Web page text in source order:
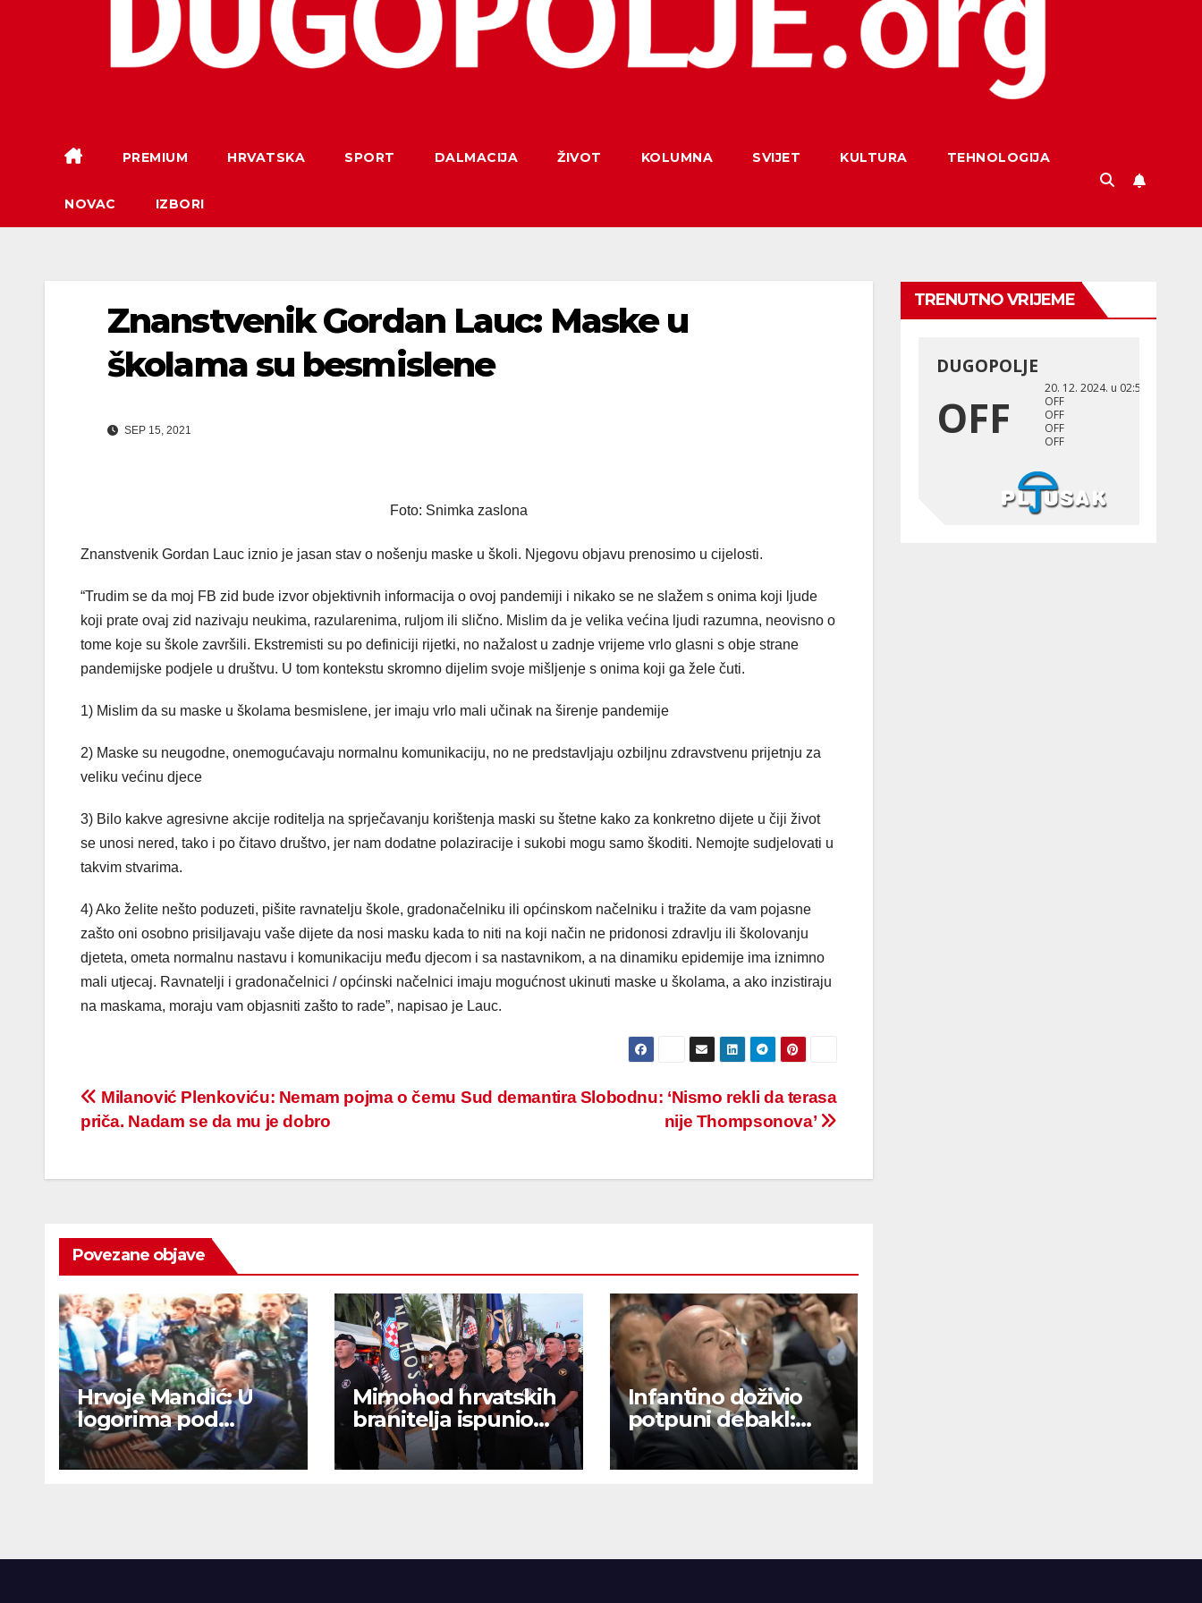
PREMIUM HRVATSKA SPORT DALMACIJA ŽIVOT KOLUMNA SVIJET KULTURA TEHNOLOGIJA
NOVAC IZBORI
Znanstvenik Gordan Lauc: Maske u
školama su besmislene
SEP 15, 2021
Foto: Snimka zaslona
Znanstvenik Gordan Lauc iznio je jasan stav o nošenju maske u školi. Njegovu objavu prenosimo u cijelosti.
“Trudim se da moj FB zid bude izvor objektivnih informacija o ovoj pandemiji i nikako se ne slažem s onima koji ljude
koji prate ovaj zid nazivaju neukima, razularenima, ruljom ili slično. Mislim da je velika većina ljudi razumna, neovisno o
tome koje su škole završili. Ekstremisti su po definiciji rijetki, no nažalost u zadnje vrijeme vrlo glasni s obje strane
pandemijske podjele u društvu. U tom kontekstu skromno dijelim svoje mišljenje s onima koji ga žele čuti.
1) Mislim da su maske u školama besmislene, jer imaju vrlo mali učinak na širenje pandemije
2) Maske su neugodne, onemogućavaju normalnu komunikaciju, no ne predstavljaju ozbiljnu zdravstvenu prijetnju za
veliku većinu djece
3) Bilo kakve agresivne akcije roditelja na sprječavanju korištenja maski su štetne kako za konkretno dijete u čiji život
se unosi nered, tako i po čitavo društvo, jer nam dodatne polaziracije i sukobi mogu samo škoditi. Nemojte sudjelovati u
takvim stvarima.
4) Ako želite nešto poduzeti, pišite ravnatelju škole, gradonačelniku ili općinskom načelniku i tražite da vam pojasne
zašto oni osobno prisiljavaju vaše dijete da nosi masku kada to niti na koji način ne pridonosi zdravlju ili školovanju
djeteta, ometa normalnu nastavu i komunikaciju među djecom i sa nastavnikom, a na dinamiku epidemije ima iznimno
mali utjecaj. Ravnatelji i gradonačelnici / općinski načelnici imaju mogućnost ukinuti maske u školama, a ako inzistiraju
na maskama, moraju vam objasniti zašto to rade”, napisao je Lauc.
Post
navigation
Sud demantira Slobodnu: ‘Nismo rekli da terasa
nije Thompsonova’
Milanović Plenkoviću: Nemam pojma o čemu
priča. Nadam se da mu je dobro
Povezane objave
Hrvoje Mandić: U
logorima pod
zapovjedništvom ‘El
Mudžahid’ u BiH su
Mimohod hrvatskih
branitelja ispunio
splitsku Rivu
ponosom i
Infantino doživio
potpuni debakl:
Pozivi na bojkot su
upalili – nema
TRENUTNO VRIJEME